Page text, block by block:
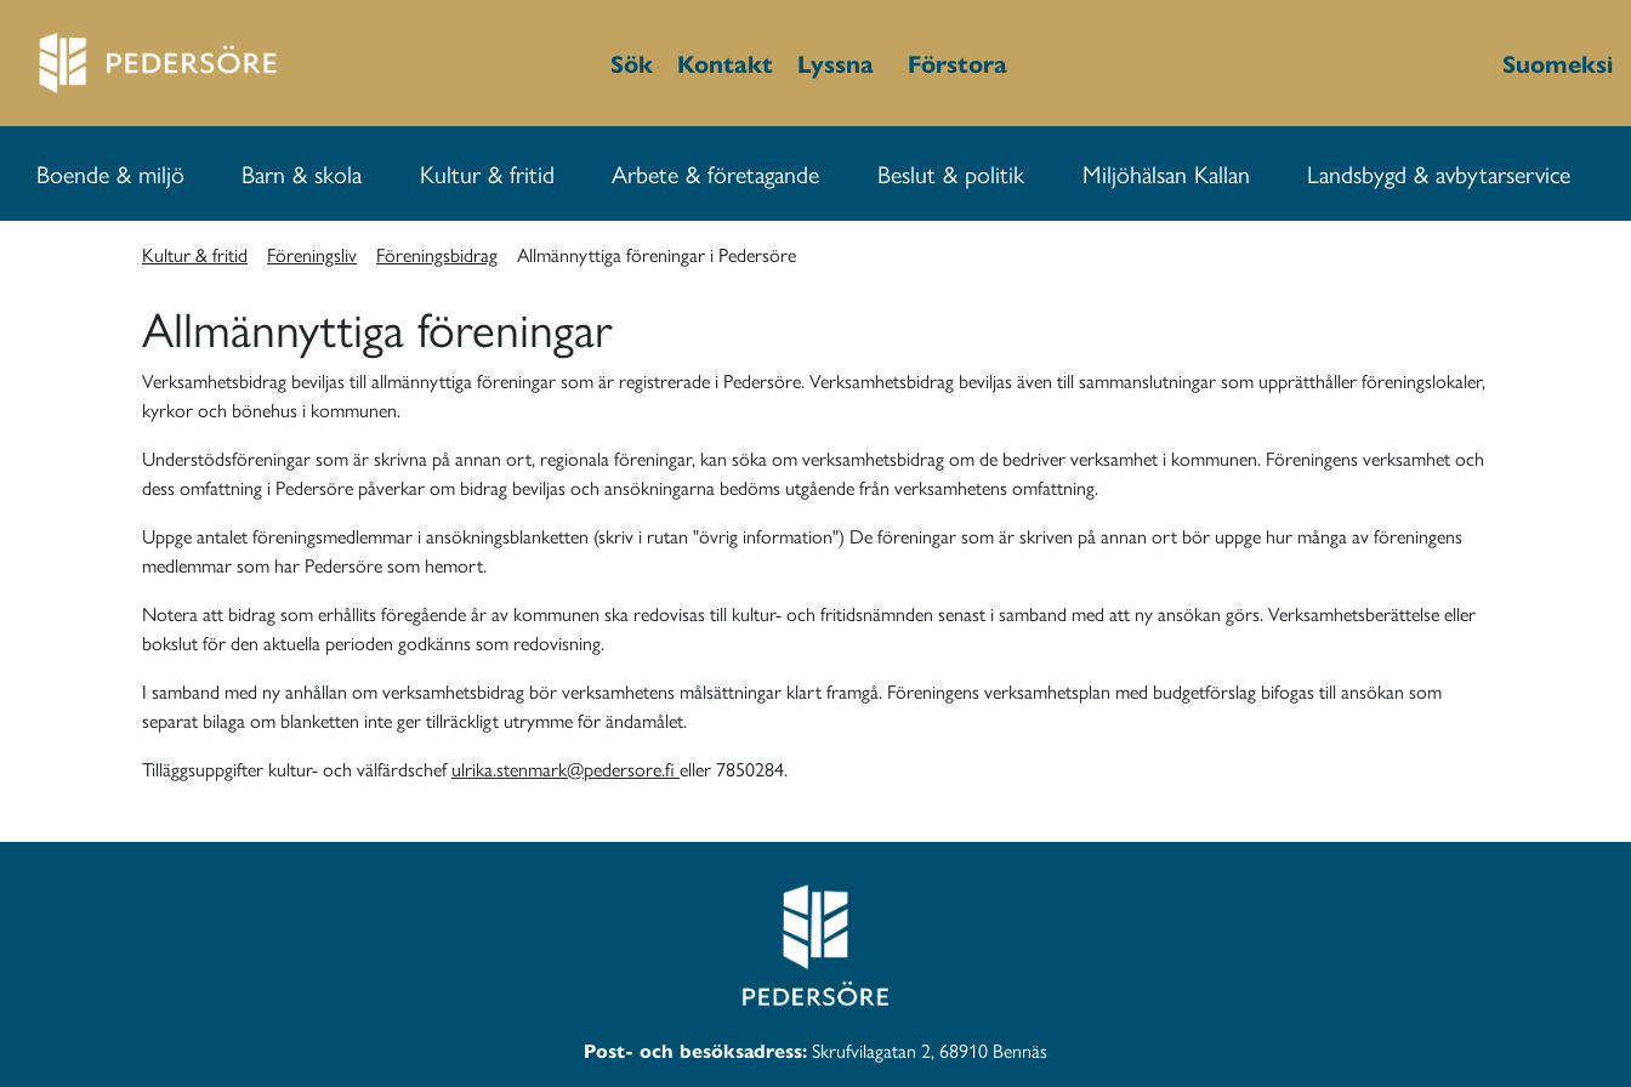
Sök Kontakt Lyssna Förstora Suomeksi
Boende & miljö Barn & skola Kultur & fritid Arbete & företagande Beslut & politik Miljöhälsan Kallan Landsbygd & avbytarservice
Kultur & fritid Föreningsliv Föreningsbidrag Allmännyttiga föreningar i Pedersöre
Allmännyttiga föreningar
Verksamhetsbidrag beviljas till allmännyttiga föreningar som är registrerade i Pedersöre.Verksamhetsbidrag beviljas även till sammanslutningar som upprätthåller föreningslokaler,
kyrkor och bönehus i kommunen.
Understödsföreningar som är skrivna på annan ort, regionala föreningar, kan söka om verksamhetsbidrag om de bedriver verksamhet i kommunen. Föreningens verksamhet och
dess omfattning i Pedersöre påverkar om bidrag beviljas och ansökningarna bedöms utgående från verksamhetens omfattning.
Uppge antalet föreningsmedlemmar i ansökningsblanketten (skriv i rutan "övrig information") De föreningar som är skriven på annan ort bör uppge hur många av föreningens
medlemmar som har Pedersöre som hemort.
Notera att bidrag som erhållits föregående år av kommunen ska redovisas till kultur- och fritidsnämnden senast i samband med att ny ansökan görs. Verksamhetsberättelse eller
bokslut för den aktuella perioden godkänns som redovisning.
I samband med ny anhållan om verksamhetsbidrag bör verksamhetens målsättningar klart framgå. Föreningens verksamhetsplan med budgetförslag bifogas till ansökan som
separat bilaga om blanketten inte ger tillräckligt utrymme för ändamålet.
Tilläggsuppgifter kultur- och välfärdschef ulrika.stenmark@pedersore.f eller 7850284.
Post- och besöksadress:Skrufvilagatan 2, 68910 Bennäs